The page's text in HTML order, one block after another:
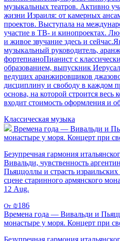
музыкальных театров. Активно
жизни Израиля: от камерных
проектов. Выступала на
участие в ТВ- и кинопроектах.
и живое звучание здесь и
музыкальный руководитель,
фортепианоПианист с
образованием, выпускник
ведущих аранжировщиков
дисциплину и свободу в каждом
основа, на которой строится весь
входит стоимость оформления и
Классическая музыка
Времена года — Вивальди и
монастыре у моря. Концерт при
Безупречная гармония
Вивальди, чувственность
Пьяццоллы и страсть израильских
сцене старинного армянского
12 Aug.
От ₪186
Времена года — Вивальди и
монастыре у моря. Концерт при